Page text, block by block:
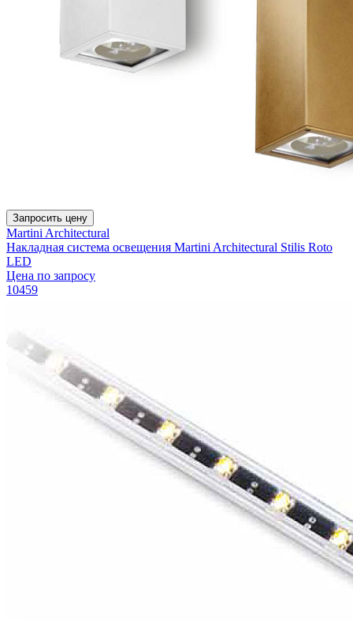
Запросить цену
Martini Architectural
Накладная система освещения Martini Architectural Stilis Roto
LED
Цена по запросу
10459